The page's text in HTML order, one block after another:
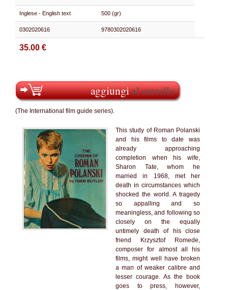
Inglese - English text 500 (gr)
0302020616 9780302020616
35.00 €
aggiungial carrello
(The International film guide series).
This study of Roman Polanski
and his films to date was
already approaching
completion when his wife,
Sharon Tate, whom he
married in 1968, met her
death in circumstances which
shocked the world. A tragedy
so appalling and so
meaningless, and following so
closely on the equally
untimely death of his close
friend Krzysztof Romede,
composer for almost all his
films, might well have broken
a man of weaker calibre and
lesser courage. As the book
goes to press, however,